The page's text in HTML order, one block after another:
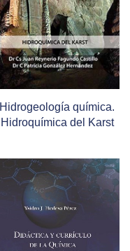
Hidrogeología química.
Hidroquímica del Karst